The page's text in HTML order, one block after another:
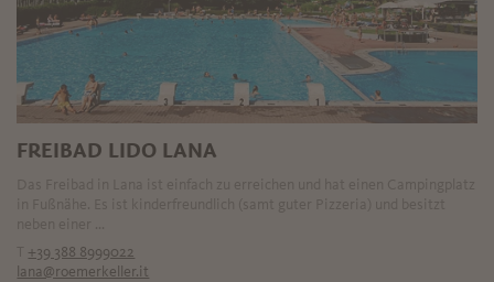
FREIBAD LIDO LANA
+39 388 8999022
lana@roemerkeller.it